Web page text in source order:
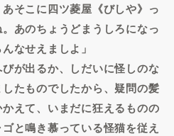
あそこに四ツ菱屋《びしや》っ
あのちょうどまうしろになっ
なせえましよ」
が出るか、しだいに怪しのな
たものでしたから、疑問の髪
えて、いまだに狂えるものの
と鳴き慕っている怪猫を従え